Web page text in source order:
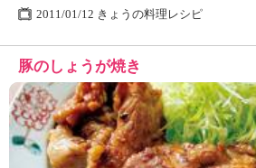
2011/01/12 きょうの料理レシピ
豚のしょうが焼き